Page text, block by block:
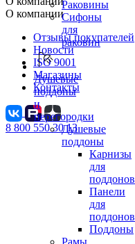
Раковины
Сифоны
для
раковин
Душевые
поддоны
и
перегородки
Душевые
поддоны
Карнизы
для
поддонов
Панели
для
поддонов
Поддоны
О компании
Отзывы покупателей
Новости
ISO 9001
Магазины
Контакты
8 800 550 30 13